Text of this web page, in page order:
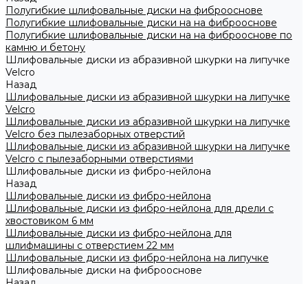
Полугибкие шлифовальные диски на фиброоснове
Полугибкие шлифовальные диски на на фиброоснове
Полугибкие шлифовальные диски на на фиброоснове по
камню и бетону
Шлифовальные диски из абразивной шкурки на липучке
Velcro
Назад
Шлифовальные диски из абразивной шкурки на липучке
Velcro
Шлифовальные диски из абразивной шкурки на липучке
Velcro без пылезаборных отверстий
Шлифовальные диски из абразивной шкурки на липучке
Velcro с пылезаборными отверстиями
Шлифовальные диски из фибро-нейлона
Назад
Шлифовальные диски из фибро-нейлона
Шлифовальные диски из фибро-нейлона для дрели с
хвостовиком 6 мм
Шлифовальные диски из фибро-нейлона для
шлифмашины с отверстием 22 мм
Шлифовальные диски из фибро-нейлона на липучке
Шлифовальные диски на фиброоснове